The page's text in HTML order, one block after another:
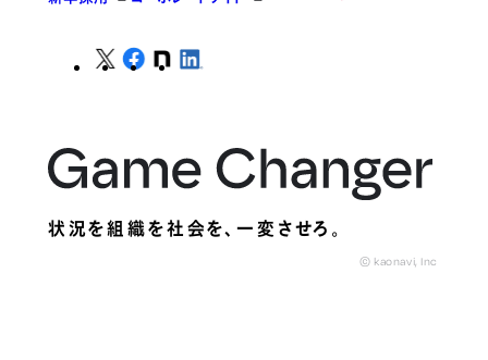
状況を組織を社会を、一変させろ。
© kaonavi, Inc